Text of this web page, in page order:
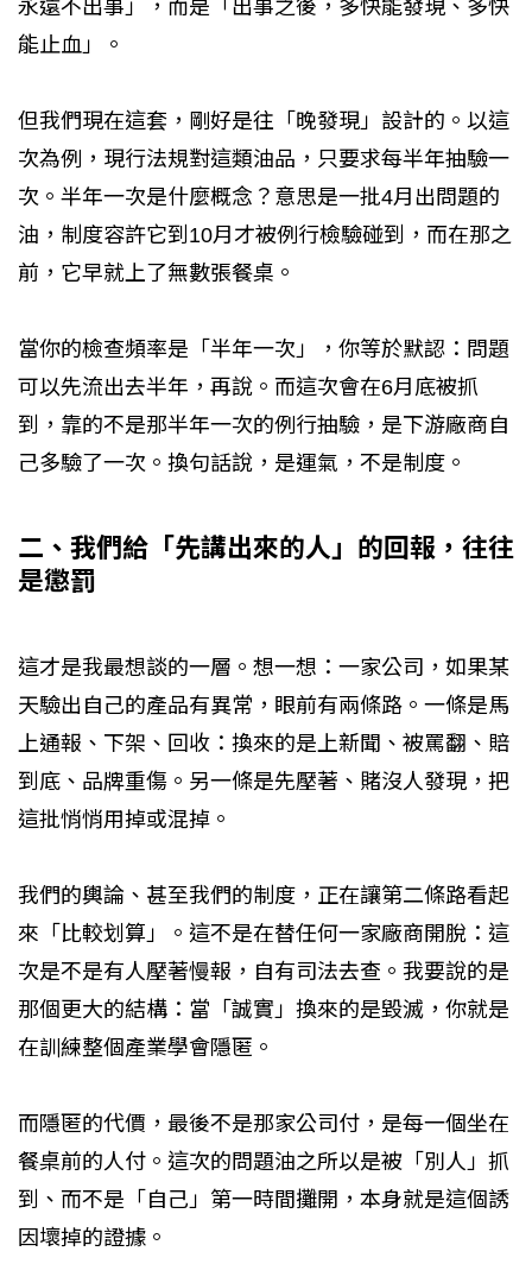
永遠不出事」，而是「出事之後，多快能發現、多快
能止血」。
但我們現在這套，剛好是往「晚發現」設計的。以這
次為例，現行法規對這類油品，只要求每半年抽驗一
次。半年一次是什麼概念？意思是一批4月出問題的
油，制度容許它到10月才被例行檢驗碰到，而在那之
前，它早就上了無數張餐桌。
當你的檢查頻率是「半年一次」，你等於默認：問題
可以先流出去半年，再說。而這次會在6月底被抓
到，靠的不是那半年一次的例行抽驗，是下游廠商自
己多驗了一次。換句話說，是運氣，不是制度。
二、我們給「先講出來的人」的回報，往往
是懲罰
這才是我最想談的一層。想一想：一家公司，如果某
天驗出自己的產品有異常，眼前有兩條路。一條是馬
上通報、下架、回收：換來的是上新聞、被罵翻、賠
到底、品牌重傷。另一條是先壓著、賭沒人發現，把
這批悄悄用掉或混掉。
我們的輿論、甚至我們的制度，正在讓第二條路看起
來「比較划算」。這不是在替任何一家廠商開脫：這
次是不是有人壓著慢報，自有司法去查。我要說的是
那個更大的結構：當「誠實」換來的是毀滅，你就是
在訓練整個產業學會隱匿。
而隱匿的代價，最後不是那家公司付，是每一個坐在
餐桌前的人付。這次的問題油之所以是被「別人」抓
到、而不是「自己」第一時間攤開，本身就是這個誘
因壞掉的證據。